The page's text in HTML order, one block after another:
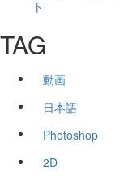
ト
TAG
動画
日本語
Photoshop
2D